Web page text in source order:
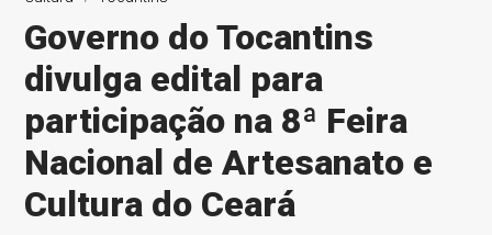
Governo do Tocantins
divulga edital para
participação na 8ª Feira
Nacional de Artesanato e
Cultura do Ceará